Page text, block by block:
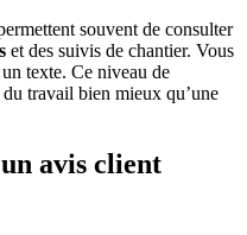
souvent de consulter
et des suivis de chantier. Vous
texte. Ce niveau de
travail bien mieux qu’une
avis client